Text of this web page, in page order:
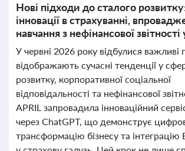
Нові підходи до сталого
інновації в страхуванні,
навчання з нефінансової
У червні 2026 року відбулися важливі
відображають сучасні тенденції у
розвитку, корпоративної соціальної
відповідальності та нефінансової
APRIL запровадила інноваційний
через ChatGPT, що демонструє
трансформацію бізнесу та інтеграцію